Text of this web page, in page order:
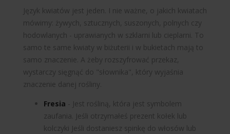
Język kwiatów jest jeden. I nie ważne, o jakich kwiatach
mówimy: żywych, sztucznych, suszonych, polnych czy
hodowlanych - uprawianych w szklarni lub cieplarni. To
samo te same kwiaty w biżuterii i w bukietach mają to
samo znaczenie. A żeby rozszyfrować przekaz,
wystarczy sięgnąć do "słownika", który wyjaśnia
znaczenie danej rośliny.
Fresia - Jest rośliną, która jest symbolem
zaufania. Jeśli otrzymałeś prezent kołek lub
kolczyki Jeśli dostaniesz spinkę do włosów lub